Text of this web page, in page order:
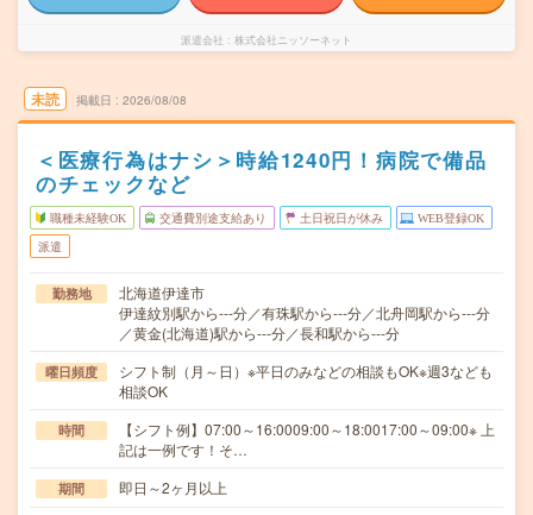
派遣会社 株式会社ニッソーネット
未読 掲載日 2026/08/08
＜医療行為はナシ＞時給1240円！病院で備品
のチェックなど
職種未経験OK 交通費別途支給あり 土日祝日が休み WEB登録OK
派遣
勤務地
北海道伊達市
伊達紋別駅から---分／有珠駅から---分／北舟岡駅から---分
／黄金(北海道)駅から---分／長和駅から---分
曜日頻度
シフト制（月～日）※平日のみなどの相談もOK※週3なども
相談OK
時間
【シフト例】07:00～16:0009:00～18:0017:00～09:00※ 上
記は一例です！そ…
期間 即日～2ヶ月以上